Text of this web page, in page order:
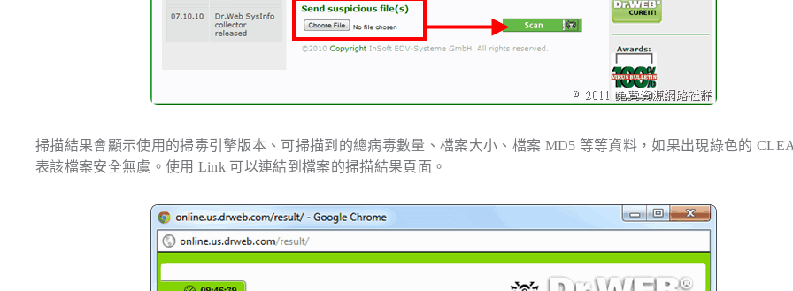
掃描結果會顯示使用的掃毒引擎版本、可掃描到的總病毒數量、檔案大小、檔案 MD5 等等資料，如果出現綠色的
表該檔案安全無虞。使用 Link 可以連結到檔案的掃描結果頁面。